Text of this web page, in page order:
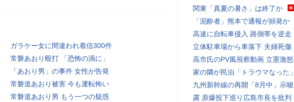
ガラケー女に間違われ着信300件
常磐あおり殴打 「恐怖の渦に」
「あおり男」の事件 女性が告発
常磐道あおり被害 今も運転怖い
常磐道あおり男 もう一つの疑惑
関東「真夏の暑さ」は終了か
「泥酔者」熊本で通報が頻発か
高速に自転車侵入 路側帯を逆走
立体駐車場から車落下 夫婦死傷
高市氏のPV風視察動画 立憲激怒
家の隣が民泊「トラウマなった」
九州新幹線の再開「8月中」示唆
露 原爆投下巡り広島市長を批判